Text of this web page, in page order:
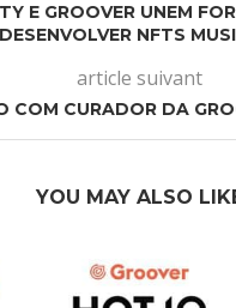
E GROOVER UNEM
DESENVOLVER NFTS
article suivant
COM CURADOR DA
YOU MAY ALSO